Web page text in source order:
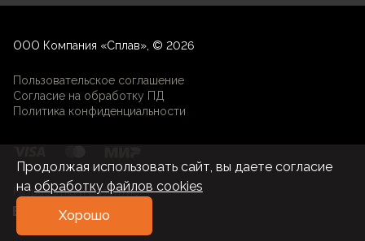
ООО Компания «Сплав», © 2026
Пользовательское соглашение
Согласие на обработку ПД
Политика конфиденциальности
Разработка и развитие
Продолжая использовать сайт, вы даете согласие
на обработку файлов cookies
Хорошо